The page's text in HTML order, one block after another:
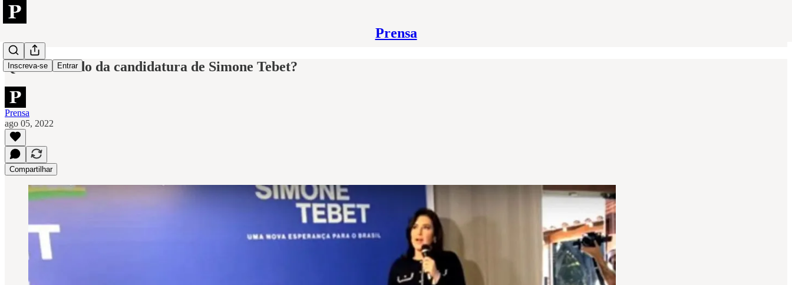
Prensa
Inscreva-se Entrar
Qual o sentido da candidatura de Simone Tebet?
Prensa
ago 05, 2022
Compartilhar